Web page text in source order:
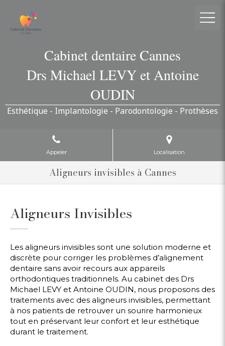
Cabinet dentaire Cannes
Drs Michael LEVY et Antoine
OUDIN
Esthétique - Implantologie - Parodontologie - Prothèses
Appeler Localisation
Aligneurs invisibles à Cannes
Aligneurs Invisibles
Les aligneurs invisibles sont une solution moderne et
discrète pour corriger les problèmes d’alignement
dentaire sans avoir recours aux appareils
orthodontiques traditionnels. Au cabinet des Drs
Michael LEVY et Antoine OUDIN, nous proposons des
traitements avec des aligneurs invisibles, permettant
à nos patients de retrouver un sourire harmonieux
tout en préservant leur confort et leur esthétique
durant le traitement.